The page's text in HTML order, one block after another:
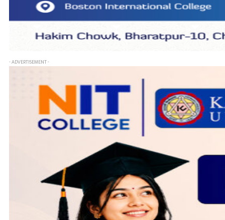
- ADVERTISEMENT -